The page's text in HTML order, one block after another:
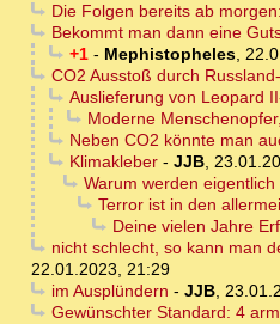
Die Folgen bereits ab
Bekommt man dann eine
+1- Mephistopheles,
CO2 Ausstoß durch
Auslieferung von Leopard
Moderne
Neben CO2 könnte man
Klimakleber- JJB,
Warum werden
Terror ist in den
Deine vielen Jahre
nicht schlecht, so kann man
22.01.2023, 21:29
im Ausplündern - JJB,
Gewünschter Standard: 4